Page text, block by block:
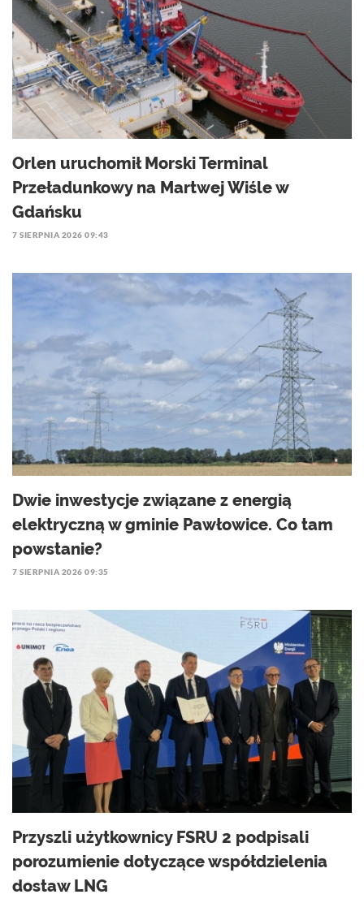
Orlen uruchomił Morski Terminal
Przeładunkowy na Martwej Wiśle w
Gdańsku
7 SIERPNIA 2026 09:43
Dwie inwestycje związane z energią
elektryczną w gminie Pawłowice. Co tam
powstanie?
7 SIERPNIA 2026 09:35
Przyszli użytkownicy FSRU 2 podpisali
porozumienie dotyczące współdzielenia
dostaw LNG